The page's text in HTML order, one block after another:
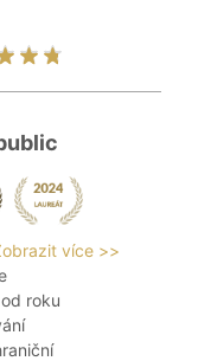
více >>
roku